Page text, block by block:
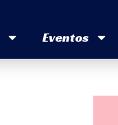
Eventos